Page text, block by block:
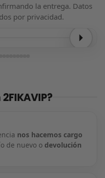
la entrega. Datos
por privacidad.
nos hacemos cargo
de nuevo o devolución